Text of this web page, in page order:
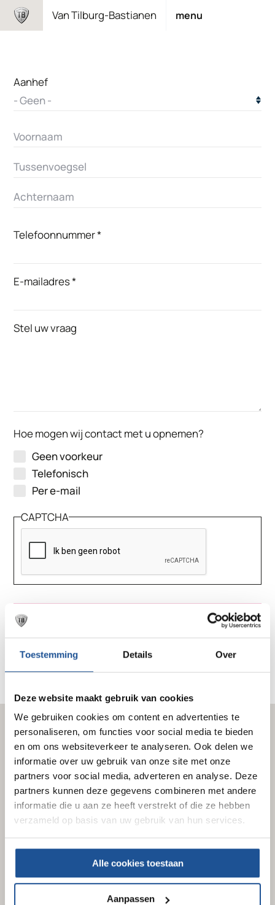
Toestemming Details Over
Deze website maakt gebruik van cookies
We gebruiken cookies om content en advertenties te
personaliseren, om functies voor social media te bieden
en om ons websiteverkeer te analyseren. Ook delen we
informatie over uw gebruik van onze site met onze
partners voor social media, adverteren en analyse. Deze
partners kunnen deze gegevens combineren met andere
informatie die u aan ze heeft verstrekt of die ze hebben
verzameld op basis van uw gebruik van hun services.
Alle cookies toestaan
Aanpassen
Overslaan
inhoud
gaan
Van Tilburg-Bastianen menu
Aanhef
Telefoonnummer
E-mailadres
Stel uw vraag
Hoe mogen wij contact met u opnemen?
Geen voorkeur
Telefonisch
Per e-mail
CAPTCHA
Landen
Nederland
Duitsland
Truckbranche
DAF